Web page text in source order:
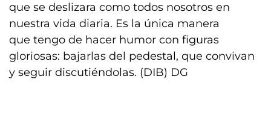
que se deslizara como todos nosotros en
nuestra vida diaria. Es la única manera
que tengo de hacer humor con figuras
gloriosas: bajarlas del pedestal, que convivan
y seguir discutiéndolas. (DIB) DG